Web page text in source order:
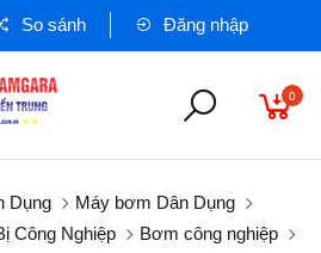
So sánh Đăng nhập
0
Dụng
Máy bơm Dân Dụng
Công Nghiệp
Bơm công nghiệp